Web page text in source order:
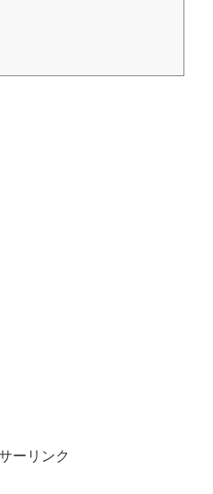
ーリンク